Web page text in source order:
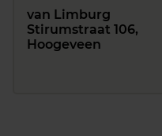
van Limburg
Stirumstraat 106,
Hoogeveen